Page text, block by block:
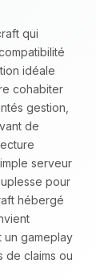
qui
idéale
cohabiter
gestion,
de
serveur
pour
hébergé
un gameplay
de claims ou
dont